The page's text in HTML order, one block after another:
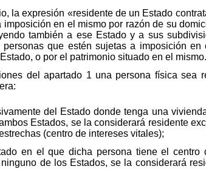
la expresión «residente de un Estado
en el mismo por razón de su
también a ese Estado y a sus
que estén sujetas a imposición
o por el patrimonio situado en el mismo.
del apartado 1 una persona física sea
del Estado donde tenga una
Estados, se la considerará residente
(centro de intereses vitales);
en el que dicha persona tiene el centro
de los Estados, se la considerará